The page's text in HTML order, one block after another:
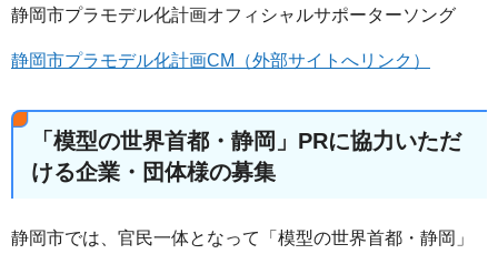
静岡市プラモデル化計画オフィシャルサポーターソング
静岡市プラモデル化計画CM（外部サイトへリンク）
「模型の世界首都・静岡」PRに協力いただ
ける企業・団体様の募集
静岡市では、官民一体となって「模型の世界首都・静岡」